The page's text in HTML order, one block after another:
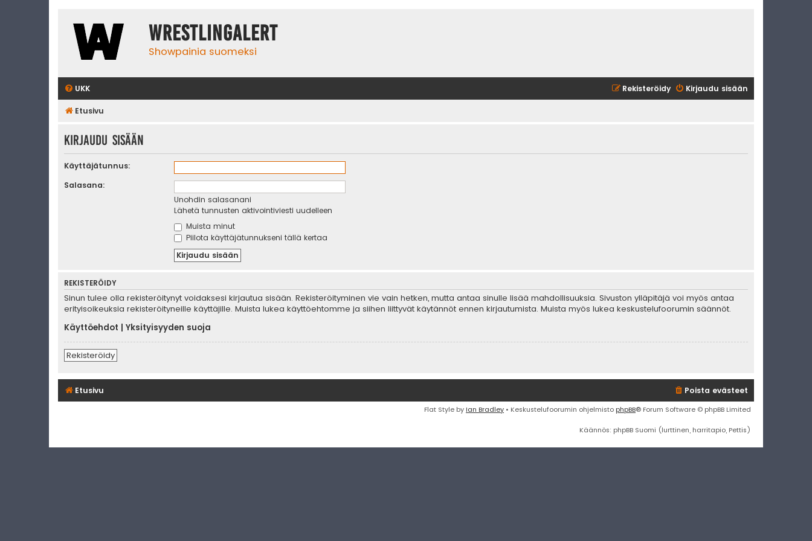
WrestlingAlert
Showpainia suomeksi
UKK Kirjaudu sisään
Rekisteröidy
Etusivu
Kirjaudu sisään
Käyttäjätunnus:
Salasana:
Unohdin salasanani
Lähetä tunnusten aktivointiviesti uudelleen
Muista minut
Piilota käyttäjätunnukseni tällä kertaa
REKISTERÖIDY
Sinun tulee olla rekisteröitynyt voidaksesi kirjautua sisään. Rekisteröityminen vie vain hetken, mutta antaa sinulle lisää mahdollisuuksia. Sivuston ylläpitäjä voi myös antaa
erityisoikeuksia rekisteröityneille käyttäjille. Muista lukea käyttöehtomme ja siihen liittyvät käytännöt ennen kirjautumista. Muista myös lukea keskustelufoorumin säännöt.
Käyttöehdot
Yksityisyyden suoja
Rekisteröidy
Etusivu Poista evästeet
Flat Style by Ian Bradley • Keskustelufoorumin ohjelmisto phpBB® Forum Software © phpBB Limited
Käännös: phpBB Suomi (lurttinen, harritapio, Pettis)